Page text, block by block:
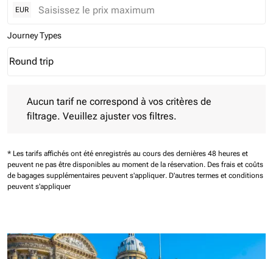
EUR
Journey Types
Journey Types option Round trip Selected
Round trip
keyboard_arrow_down
Aucun tarif ne correspond à vos critères de
filtrage. Veuillez ajuster vos filtres.
* Les tarifs affichés ont été enregistrés au cours des dernières 48 heures et
peuvent ne pas être disponibles au moment de la réservation. Des frais et coûts
de bagages supplémentaires peuvent s'appliquer. D'autres termes et conditions
peuvent s'appliquer